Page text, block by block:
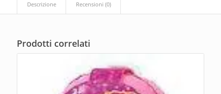
Descrizione Recensioni (0)
Prodotti correlati